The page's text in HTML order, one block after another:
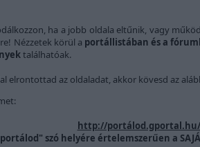
ha a jobb oldala eltűnik, vagy
Nézzetek körül a portállistában és a
találhatóak.
elrontottad az oldaladat, akkor kövesd az
http://
szó helyére értelemszerűen a